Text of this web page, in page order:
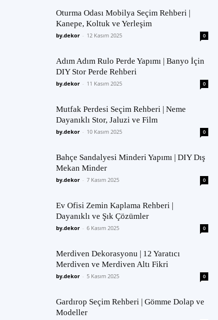
Oturma Odası Mobilya Seçim Rehberi |
Kanepe, Koltuk ve Yerleşim
by.dekor - 12 Kasım 2025 0
Adım Adım Rulo Perde Yapımı | Banyo İçin
DIY Stor Perde Rehberi
by.dekor - 11 Kasım 2025 0
Mutfak Perdesi Seçim Rehberi | Neme
Dayanıklı Stor, Jaluzi ve Film
by.dekor - 10 Kasım 2025 0
Bahçe Sandalyesi Minderi Yapımı | DIY Dış
Mekan Minder
by.dekor - 7 Kasım 2025 0
Ev Ofisi Zemin Kaplama Rehberi |
Dayanıklı ve Şık Çözümler
by.dekor - 6 Kasım 2025 0
Merdiven Dekorasyonu | 12 Yaratıcı
Merdiven ve Merdiven Altı Fikri
by.dekor - 5 Kasım 2025 0
Gardırop Seçim Rehberi | Gömme Dolap ve
Modeller